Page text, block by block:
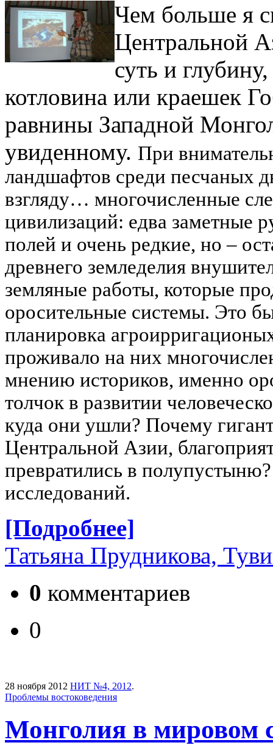
Чем больше я
Центральной
суть и
котловина или краешек
равнины Западной
увиденному. При
ландшафтов среди песчаных
взгляду… многочисленные
цивилизаций: едва заметные
полей и очень редкие, но –
древнего земледелия
земляные работы, которые
оросительные системы. Это
планировка
проживало на них
мнению историков, именно
толчок в развитии
куда они ушли? Почему
Центральной Азии,
превратились в
исследований.
[Подробнее]
Татьяна Прудникова,
0 комментариев
0
28 ноября 2012 НИТ №4, 2012.
Проблемы востоковедения
Монголия в мировом